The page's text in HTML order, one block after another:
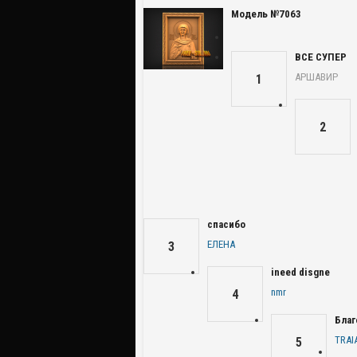
Модель №7063
1
ВСЕ СУПЕР
АРШАВИР
2
3
спасибо
ЕЛЕНА
4
ineed disgne
nmr
5